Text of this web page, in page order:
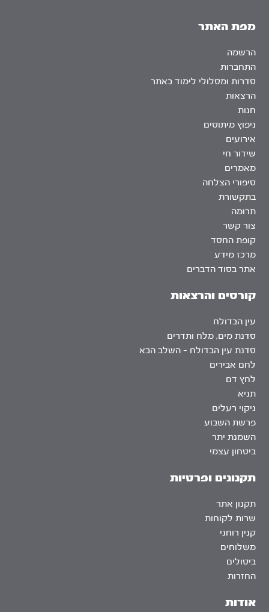
אודות
מפת האתר
הרשמה
התחברות
סדרות ומסלולי לימוד באתר
הרצאות
חנות
ניפוץ מיתוסים
אירועים
שידור חי
מאמרים
סיפורי הצלחה
בתקשורת
תרומה
צור קשר
קופת החסד
מרכז מידע
אתר בסוד הדברים
קורסים והרצאות
עין הבדולח
סדנת מים, מלח ותדרים
סדנת עין הבדולח – השלב הבא
לחם אבירים
לחץ דם
תניא
ניקוי רעלים
פרשת השבוע
השמנת יתר
ביטחון עצמי
תקנונים ופרטיות
תקנון אתר
שרות לקוחות
קנין רוחני
משלוחים
ביטולים
החזרות